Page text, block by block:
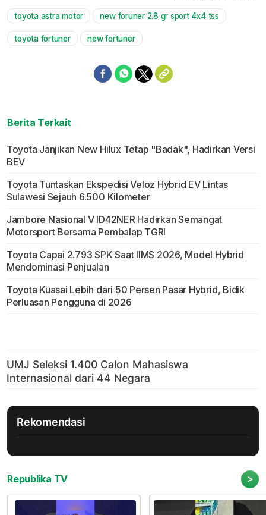
Mute
toyota astra motor new foruner 2.8 gr sport 4x4 tss
toyota fortuner new fortuner
Berita Terkait
Toyota Janjikan New Hilux Tetap "Badak", Hadirkan Versi
BEV
Toyota Tuntaskan Ekspedisi Veloz Hybrid EV Lintas
Sulawesi Sejauh 6.500 Kilometer
Jambore Nasional V ID42NER Hadirkan Semangat
Motorsport Bersama Pembalap TGRI
Toyota Capai 2.793 SPK Saat IIMS 2026, Model Hybrid
Mendominasi Penjualan
Toyota Kuasai Lebih dari 50 Persen Pasar Hybrid, Bidik
Perluasan Pengguna di 2026
Rekomendasi
Republika TV >